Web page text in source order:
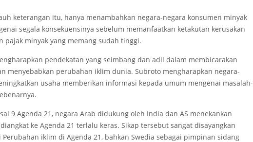
keterangan itu, hanya menambahkan negara-negara konsumen minyak
segala konsekuensinya sebelum memanfaatkan ketakutan kerusakan
pajak minyak yang memang sudah tinggi.
pendekatan yang seimbang dan adil dalam membicarakan
menyebabkan perubahan iklim dunia. Subroto mengharapkan negara-
usaha memberikan informasi kepada umum mengenai masalah-
9 Agenda 21, negara Arab didukung oleh India dan AS menekankan
ke Agenda 21 terlalu keras. Sikap tersebut sangat disayangkan
iklim di Agenda 21, bahkan Swedia sebagai pimpinan sidang